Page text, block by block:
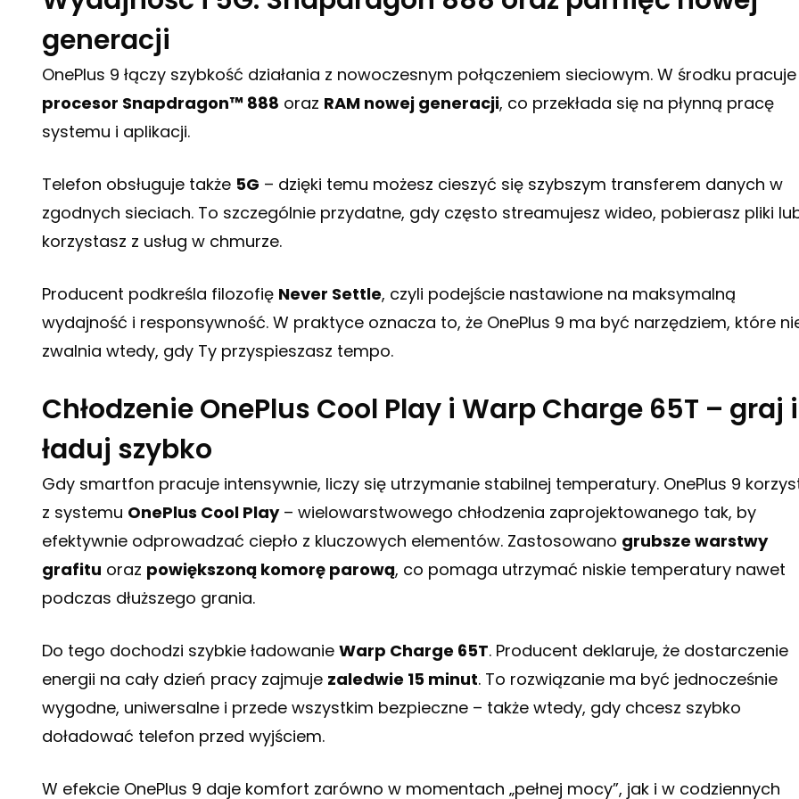
generacji
OnePlus 9 łączy szybkość działania z nowoczesnym połączeniem sieciowym. W środku pracuje
procesor Snapdragon™ 888 oraz RAM nowej generacji, co przekłada się na płynną pracę
systemu i aplikacji.
Telefon obsługuje także 5G – dzięki temu możesz cieszyć się szybszym transferem danych w
zgodnych sieciach. To szczególnie przydatne, gdy często streamujesz wideo, pobierasz pliki
korzystasz z usług w chmurze.
Producent podkreśla filozofię Never Settle, czyli podejście nastawione na maksymalną
wydajność i responsywność. W praktyce oznacza to, że OnePlus 9 ma być narzędziem, które
zwalnia wtedy, gdy Ty przyspieszasz tempo.
Chłodzenie OnePlus Cool Play i Warp Charge 65T – graj i
ładuj szybko
Gdy smartfon pracuje intensywnie, liczy się utrzymanie stabilnej temperatury. OnePlus 9
z systemu OnePlus Cool Play– wielowarstwowego chłodzenia zaprojektowanego tak, by
efektywnie odprowadzać ciepło z kluczowych elementów. Zastosowano grubsze warstwy
grafitu oraz powiększoną komorę parową, co pomaga utrzymać niskie temperatury nawet
podczas dłuższego grania.
Do tego dochodzi szybkie ładowanie Warp Charge 65T. Producent deklaruje, że dostarczenie
energii na cały dzień pracy zajmuje zaledwie 15 minut. To rozwiązanie ma być jednocześnie
wygodne, uniwersalne i przede wszystkim bezpieczne – także wtedy, gdy chcesz szybko
doładować telefon przed wyjściem.
W efekcie OnePlus 9 daje komfort zarówno w momentach „pełnej mocy”, jak i w codziennych